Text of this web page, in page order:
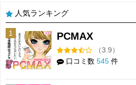
人気ランキング
1 PCMAX
（3.9）
口コミ数 545 件